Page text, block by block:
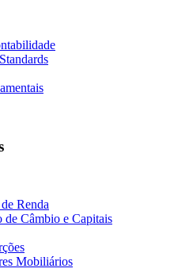
Renda
de Câmbio e Capitais
Mobiliários